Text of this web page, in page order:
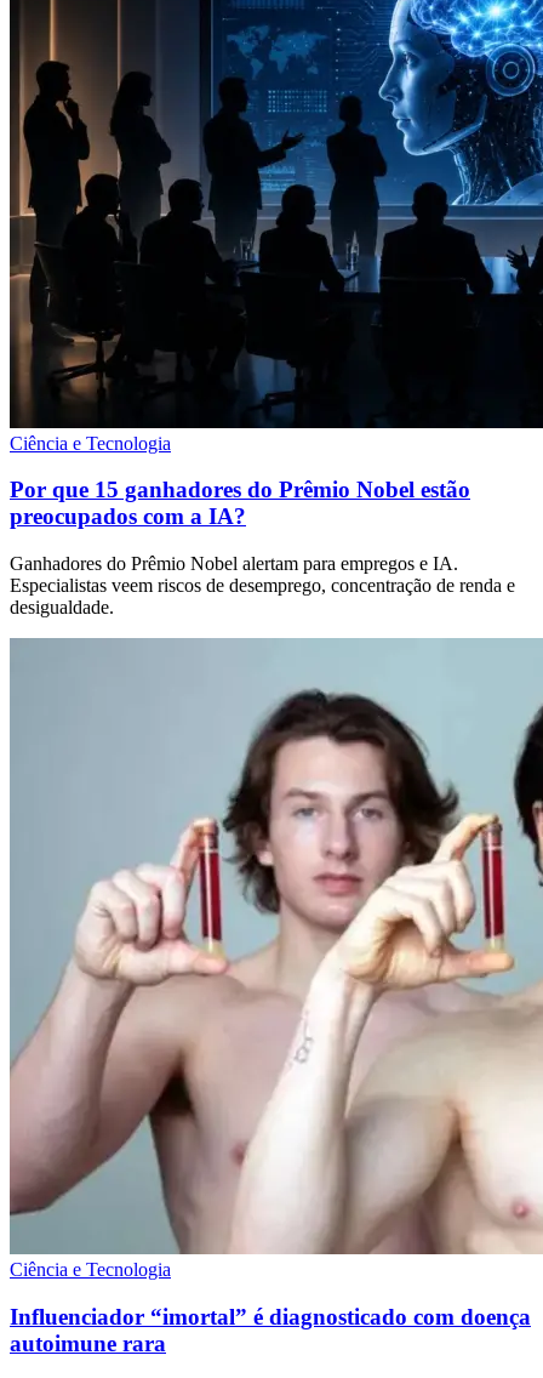
Ciência e Tecnologia
Por que 15 ganhadores do Prêmio Nobel estão
preocupados com a IA?
Ganhadores do Prêmio Nobel alertam para empregos e IA.
Especialistas veem riscos de desemprego, concentração de renda e
desigualdade.
Ciência e Tecnologia
Influenciador “imortal” é diagnosticado com doença
autoimune rara